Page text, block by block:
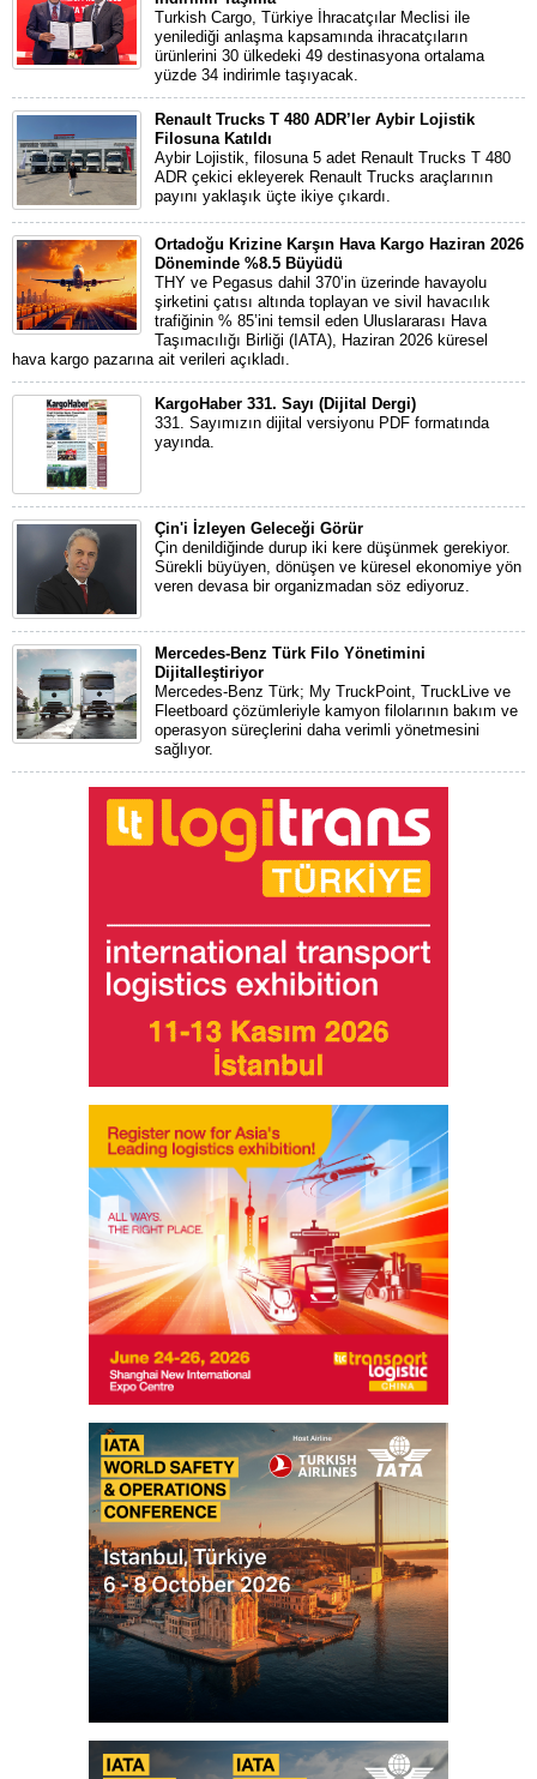
Turkish Cargo, Türkiye İhracatçılar Meclisi ile
yenilediği anlaşma kapsamında ihracatçıların
ürünlerini 30 ülkedeki 49 destinasyona ortalama
yüzde 34 indirimle taşıyacak.
Renault Trucks T 480 ADR’ler Aybir Lojistik
Filosuna Katıldı
Aybir Lojistik, filosuna 5 adet Renault Trucks T 480
ADR çekici ekleyerek Renault Trucks araçlarının
payını yaklaşık üçte ikiye çıkardı.
Ortadoğu Krizine Karşın Hava Kargo Haziran 2026
Döneminde %8.5 Büyüdü
THY ve Pegasus dahil 370’in üzerinde havayolu
şirketini çatısı altında toplayan ve sivil havacılık
trafiğinin % 85’ini temsil eden Uluslararası Hava
Taşımacılığı Birliği (IATA), Haziran 2026 küresel
hava kargo pazarına ait verileri açıkladı.
KargoHaber 331. Sayı (Dijital Dergi)
331. Sayımızın dijital versiyonu PDF formatında
yayında.
Çin'i İzleyen Geleceği Görür
Çin denildiğinde durup iki kere düşünmek gerekiyor.
Sürekli büyüyen, dönüşen ve küresel ekonomiye yön
veren devasa bir organizmadan söz ediyoruz.
Mercedes-Benz Türk Filo Yönetimini
Dijitalleştiriyor
Mercedes-Benz Türk; My TruckPoint, TruckLive ve
Fleetboard çözümleriyle kamyon filolarının bakım ve
operasyon süreçlerini daha verimli yönetmesini
sağlıyor.